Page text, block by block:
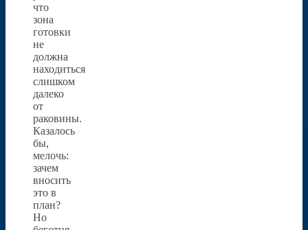
что
зона
готовки
не
должна
находиться
слишком
далеко
от
раковины.
Казалось
бы,
мелочь:
зачем
вносить
это в
план?
Но